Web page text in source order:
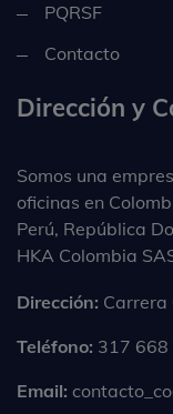
PQRSF
Contacto
Dirección y
Somos una
oficinas en
Perú, República
HKA Colombia
Dirección: Carrera
Teléfono: 317 668
Email: